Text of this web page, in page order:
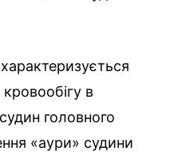
в
головного
«аури» судини